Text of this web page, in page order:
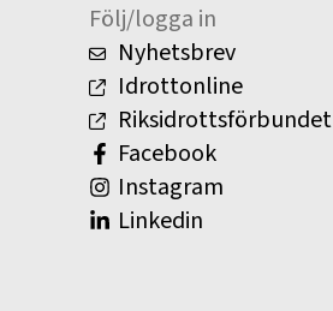
Följ/logga in
Nyhetsbrev
Idrottonline
Riksidrottsförbundet
Facebook
Instagram
Linkedin